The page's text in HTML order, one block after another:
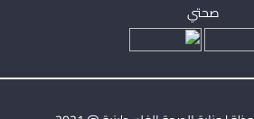
صحتي